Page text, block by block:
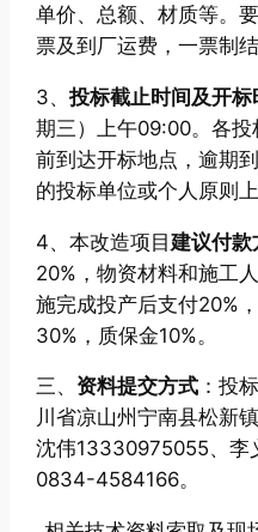
单价、总额、材质等。
票及到厂运费，一票制结
3、投标截止时间及开标
期三）上午09:00。各
前到达开标地点，逾期
的投标单位或个人原则上
4、本改造项目建议付款
20%，物资材料和施工
施完成投产后支付20%
30%，质保金10%。
三、 资料提交方式 ：投
川省凉山州宁南县松新
沈伟13330975055、李
0834-4584166。